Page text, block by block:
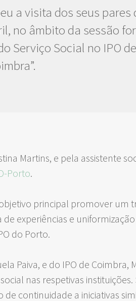
a visita dos seus pares
no âmbito da sessão
Serviço Social no IPO
Martins, e pela assistente
Porto.
principal promover um
experiências e
do Porto.
Paiva, e do IPO de Coimbra,
nas respetivas
continuidade a iniciativas